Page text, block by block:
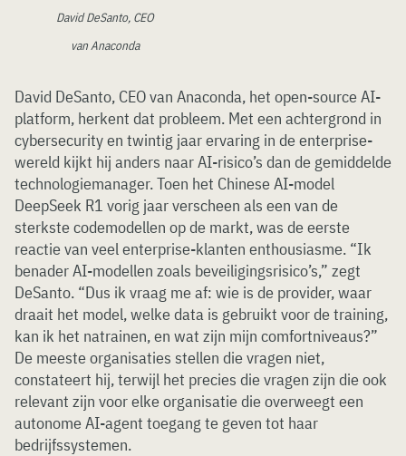
David DeSanto, CEO
van Anaconda
David DeSanto, CEO van Anaconda, het open-source AI-
platform, herkent dat probleem. Met een achtergrond in
cybersecurity en twintig jaar ervaring in de enterprise-
wereld kijkt hij anders naar AI-risico’s dan de gemiddelde
technologiemanager. Toen het Chinese AI-model
DeepSeek R1 vorig jaar verscheen als een van de
sterkste codemodellen op de markt, was de eerste
reactie van veel enterprise-klanten enthousiasme. “Ik
benader AI-modellen zoals beveiligingsrisico’s,” zegt
DeSanto. “Dus ik vraag me af: wie is de provider, waar
draait het model, welke data is gebruikt voor de training,
kan ik het natrainen, en wat zijn mijn comfortniveaus?”
De meeste organisaties stellen die vragen niet,
constateert hij, terwijl het precies die vragen zijn die ook
relevant zijn voor elke organisatie die overweegt een
autonome AI-agent toegang te geven tot haar
bedrijfssystemen.